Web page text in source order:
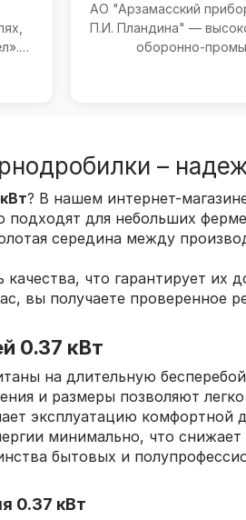
АО "Арзамасский
П.И. Пландина" —
оборонно-
–
? В нашем интернет-
для небольших
середина между
что гарантирует
вы получаете проверенное
0.37 кВт
на длительную
и размеры позволяют
эксплуатацию
минимально, что
бытовых и
0.37 кВт